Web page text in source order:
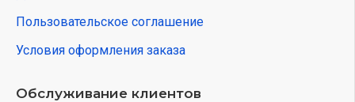
Пользовательское соглашение
Условия оформления заказа
Обслуживание клиентов